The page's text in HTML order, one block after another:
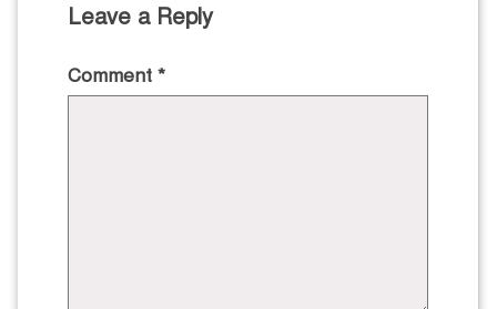
Leave a Reply
Comment *